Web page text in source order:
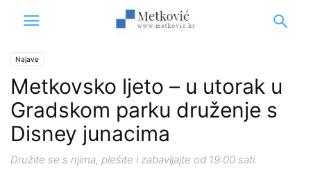
Najave
Metkovsko ljeto – u utorak u
Gradskom parku druženje s
Disney junacima
Družite se s njima, plešite i zabavljajte od 19:00 sati.